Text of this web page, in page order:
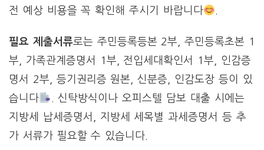
전 예상 비용을 꼭 확인해 주시기 바랍니다
필요 제출서류로는 주민등록등본 2부, 주민등록초본 1
부, 가족관계증명서 1부, 전입세대확인서 1부, 인감증
명서 2부, 등기권리증 원본, 신분증, 인감도장 등이 있
습니다
. 신탁방식이나 오피스텔 담보 대출 시에는
지방세 납세증명서, 지방세 세목별 과세증명서 등 추
가 서류가 필요할 수 있습니다.